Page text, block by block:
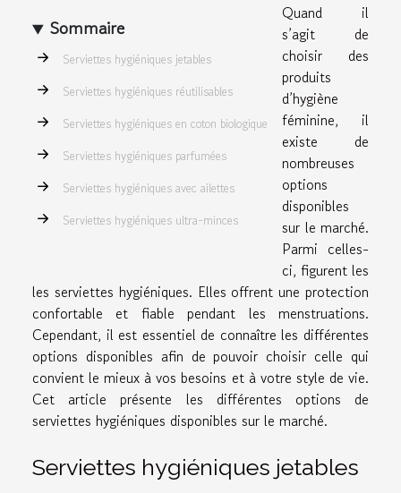
Sommaire
Serviettes hygiéniques jetables
Serviettes hygiéniques réutilisables
Serviettes hygiéniques en coton biologique
Serviettes hygiéniques parfumées
Serviettes hygiéniques avec ailettes
Serviettes hygiéniques ultra-minces
Quand il
s’agit de
choisir des
produits
d’hygiène
féminine, il
existe de
nombreuses
options
disponibles
sur le marché.
Parmi celles-
ci, figurent les
les serviettes hygiéniques. Elles offrent une protection
confortable et fiable pendant les menstruations.
Cependant, il est essentiel de connaître les différentes
options disponibles afin de pouvoir choisir celle qui
convient le mieux à vos besoins et à votre style de vie.
Cet article présente les différentes options de
serviettes hygiéniques disponibles sur le marché.
Serviettes hygiéniques jetables